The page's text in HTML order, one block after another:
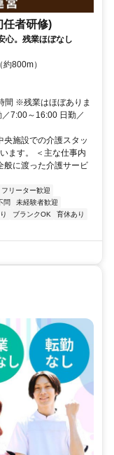
任者研修)
心。残業ほぼなし
800m）
間 ※残業はほぼありま
7:00～16:00 日勤／
央施設での介護スタッ
ます。 ＜主な仕事内
般に渡った介護サービ
フリーター歓迎
問
未経験者歓迎
ブランクOK
育休あり